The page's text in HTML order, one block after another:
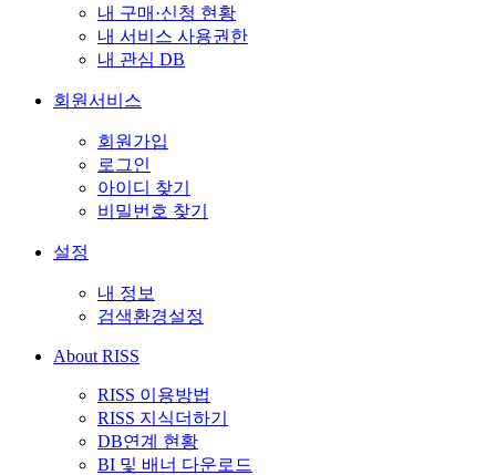
내 구매·신청 현황
내 서비스 사용권한
내 관심 DB
회원서비스
회원가입
로그인
아이디 찾기
비밀번호 찾기
설정
내 정보
검색환경설정
About RISS
RISS 이용방법
RISS 지식더하기
DB연계 현황
BI 및 배너 다운로드